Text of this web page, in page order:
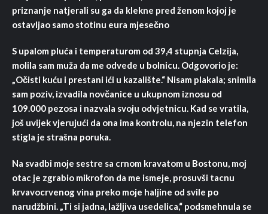
priznanje natjerali su ga da klekne pred ženom kojoj je
ostavljao samo stotinu eura mjesečno
S upalom pluća i temperaturom od 39,4 stupnja Celzija,
molila sam muža da me odvede u bolnicu. Odgovorio je:
„Očisti kuću i prestani ići u kazalište.“ Nisam plakala; snimila
sam poziv, izvadila novčanice u ukupnom iznosu od
109.000 pezosa i nazvala svoju odvjetnicu. Kad se vratila,
još uvijek vjerujući da ona ima kontrolu, na njezin telefon
stigla je strašna poruka.
Na svadbi moje sestre sa crnom kravatom u Bostonu, moj
otac je zgrabio mikrofon da me ismeje, prosuvši tacnu
krvavocrvenog vina preko moje haljine od svile po
narudžbini. „Ti si jadna, lažljiva usedelica,“ podsmehnula se